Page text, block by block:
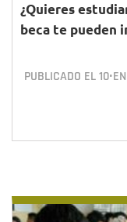
¿Quieres
beca te pueden
PUBLICADO EL